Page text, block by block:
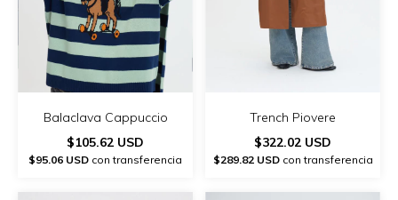
Balaclava Cappuccio
$105.62 USD
$95.06 USD con transferencia
Trench Piovere
$322.02 USD
$289.82 USDcon transferencia